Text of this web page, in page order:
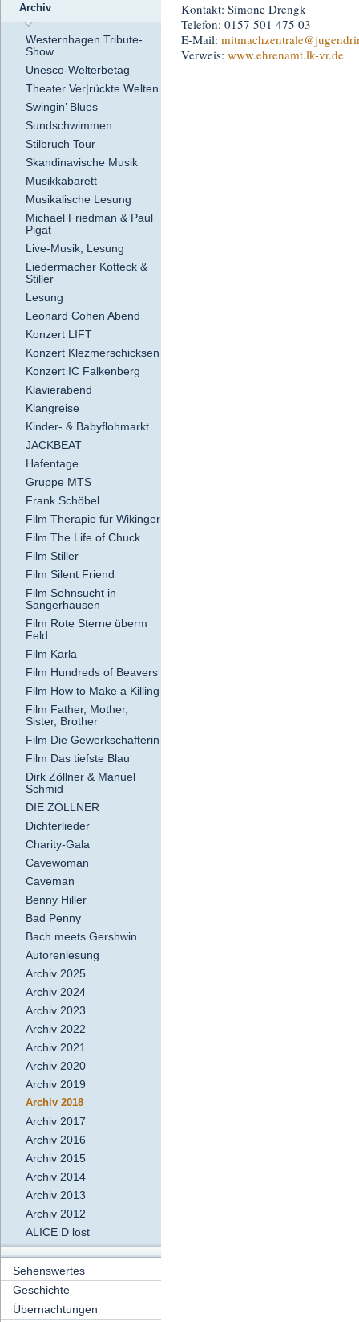
Archiv
Westernhagen Tribute-
Show
Unesco-Welterbetag
Theater Ver|rückte Welten
Swingin’ Blues
Sundschwimmen
Stilbruch Tour
Skandinavische Musik
Musikkabarett
Musikalische Lesung
Michael Friedman & Paul
Pigat
Live-Musik, Lesung
Liedermacher Kotteck &
Stiller
Lesung
Leonard Cohen Abend
Konzert LIFT
Konzert Klezmerschicksen
Konzert IC Falkenberg
Klavierabend
Klangreise
Kinder- & Babyflohmarkt
JACKBEAT
Hafentage
Gruppe MTS
Frank Schöbel
Film Therapie für Wikinger
Film The Life of Chuck
Film Stiller
Film Silent Friend
Film Sehnsucht in
Sangerhausen
Film Rote Sterne überm
Feld
Film Karla
Film Hundreds of Beavers
Film How to Make a Killing
Film Father, Mother,
Sister, Brother
Film Die Gewerkschafterin
Film Das tiefste Blau
Dirk Zöllner & Manuel
Schmid
DIE ZÖLLNER
Dichterlieder
Charity-Gala
Cavewoman
Caveman
Benny Hiller
Bad Penny
Bach meets Gershwin
Autorenlesung
Archiv 2025
Archiv 2024
Archiv 2023
Archiv 2022
Archiv 2021
Archiv 2020
Archiv 2019
Archiv 2018
Archiv 2017
Archiv 2016
Archiv 2015
Archiv 2014
Archiv 2013
Archiv 2012
ALICE D lost
Sehenswertes
Geschichte
Übernachtungen
Kontakt: Simone Drengk
Telefon: 0157 501 475 03
E-Mail: mitmachzentrale
Verweis: www.ehrenamt.lk-vr.de